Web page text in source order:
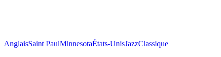
AnglaisSaint PaulMinnesotaÉtats-UnisJazzClassique